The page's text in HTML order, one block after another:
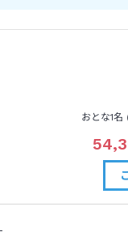
おとな1名